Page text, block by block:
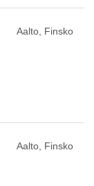
Aalto, Finsko
Aalto, Finsko